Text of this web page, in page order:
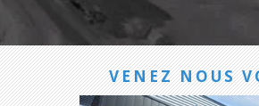
VENEZ NOUS